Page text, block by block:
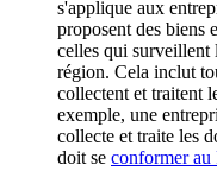
s'applique aux
proposent des biens
celles qui surveillent
région. Cela inclut
collectent et traitent
exemple, une
collecte et traite les
doit se conformer au